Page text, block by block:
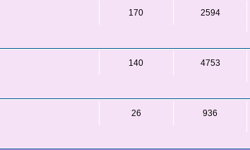
170 2594
140 4753
26 936